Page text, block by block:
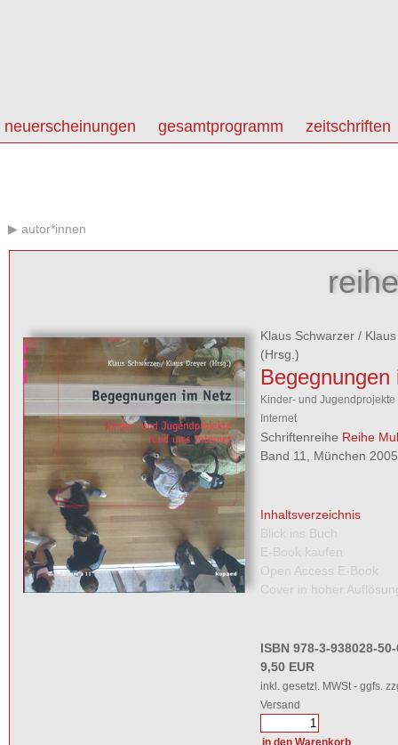
neuerscheinungen gesamtprogramm zeitschriften
autor*innen
Klaus Schwarzer/
(Hrsg.)
Begegnungen
Kinder- und Jugendprojekte
Internet
Schriftenreihe Reihe
Band 11, München
Inhaltsverzeichnis
Blick ins Buch
E-Book kaufen
Open Access E-Book
Cover in hoher
ISBN 978-3-938028-
9,50 EUR
inkl. gesetzl. MWSt - ggfs.
Versand